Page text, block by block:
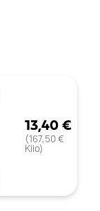
13,40 €
(167,50 €
Kilo)